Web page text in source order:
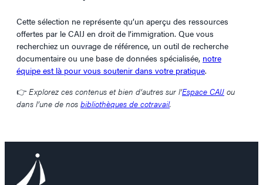
Cette sélection ne représente qu’un aperçu des ressources
offertes par le CAIJ en droit de l’immigration. Que vous
recherchiez un ouvrage de référence, un outil de recherche
documentaire ou une base de données spécialisée, notre
équipe est là pour vous soutenir dans votre pratique.
👉 Explorez ces contenus et bien d’autres sur l’Espace CAIJ ou
dans l’une de nos bibliothèques de cotravail.